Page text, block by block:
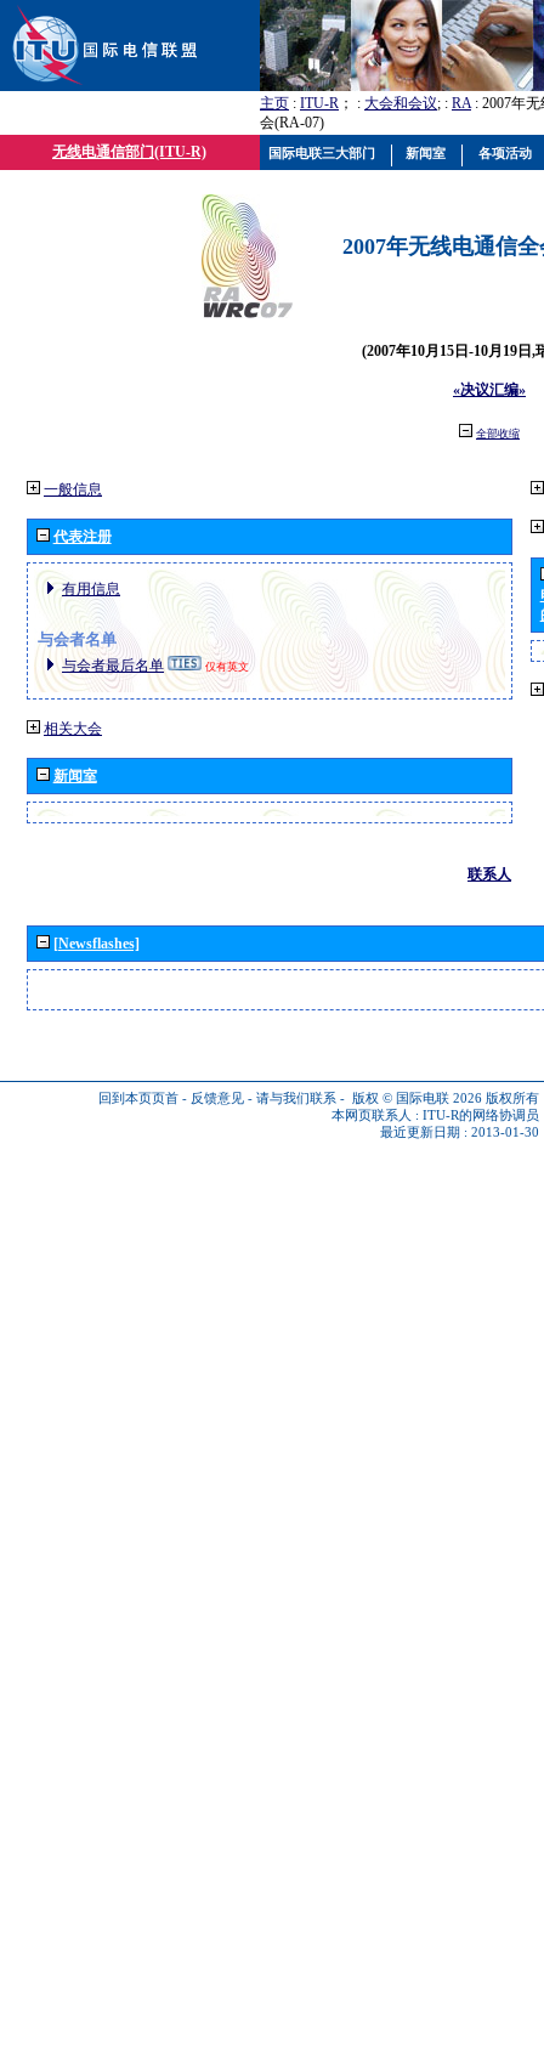
主页 : ITU-R ； : 大会和会议; : RA: 2007年
会(RA-07)
无线电通信部门(ITU-R)
2007年无线电通信
(2007年10月15日-10月19日,
«决议汇编»
全部收缩
一般信息
代表注册
有用信息
与会者名单
与会者最后名单 仅有英文
相关大会
新闻室
联系人
[Newsflashes]
回到本页页首 - 反馈意见 - 请与我们联系 - 版权 © 国际电联 2026 版权所有
本网页联系人 : ITU-R的网络协调员
最近更新日期 : 2013-01-30
国际电联三大部门 新闻室 各项活动